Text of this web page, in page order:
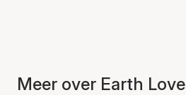
Meer over Earth Love